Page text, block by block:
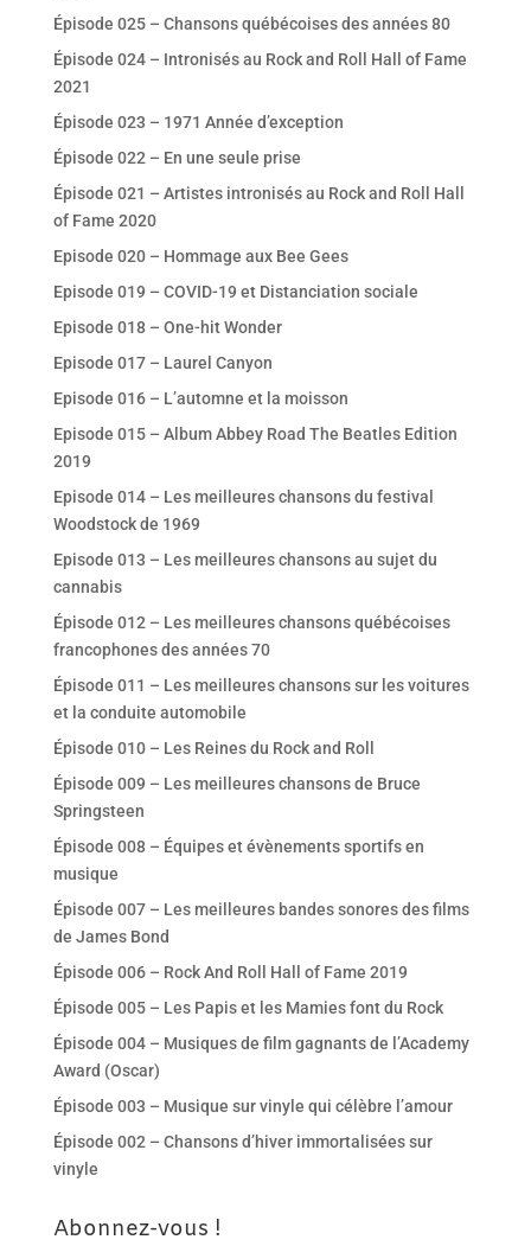
Épisode 025 – Chansons québécoises des années 80
Épisode 024 – Intronisés au Rock and Roll Hall of Fame
2021
Épisode 023 – 1971 Année d’exception
Épisode 022 – En une seule prise
Épisode 021 – Artistes intronisés au Rock and Roll Hall
of Fame 2020
Episode 020 – Hommage aux Bee Gees
Episode 019 – COVID-19 et Distanciation sociale
Episode 018 – One-hit Wonder
Episode 017 – Laurel Canyon
Episode 016 – L’automne et la moisson
Episode 015 – Album Abbey Road The Beatles Edition
2019
Episode 014 – Les meilleures chansons du festival
Woodstock de 1969
Episode 013 – Les meilleures chansons au sujet du
cannabis
Épisode 012 – Les meilleures chansons québécoises
francophones des années 70
Épisode 011 – Les meilleures chansons sur les voitures
et la conduite automobile
Épisode 010 – Les Reines du Rock and Roll
Épisode 009 – Les meilleures chansons de Bruce
Springsteen
Épisode 008 – Équipes et évènements sportifs en
musique
Épisode 007 – Les meilleures bandes sonores des films
de James Bond
Épisode 006 – Rock And Roll Hall of Fame 2019
Épisode 005 – Les Papis et les Mamies font du Rock
Épisode 004 – Musiques de film gagnants de l’Academy
Award (Oscar)
Épisode 003 – Musique sur vinyle qui célèbre l’amour
Épisode 002 – Chansons d’hiver immortalisées sur
vinyle
Abonnez-vous !